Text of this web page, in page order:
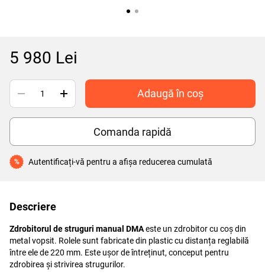
5 980 Lei
Adaugă în coș
Comanda rapidă
% Autentificați-vă pentru a afișa reducerea cumulată
Descriere
Zdrobitorul de struguri manual DMAeste un zdrobitor cu coș din
metal vopsit. Rolele sunt fabricate din plastic cu distanța reglabilă
între ele de 220 mm. Este ușor de întreținut, conceput pentru
zdrobirea și strivirea strugurilor.